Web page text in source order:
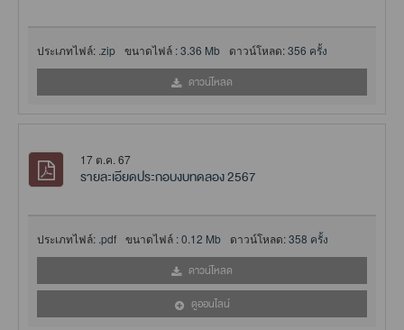
ประเภทไฟล์: .zip ขนาดไฟล์ :3.36 Mb ดาวน์โหลด:356 ครั้ง
ดาวน์โหลด
17 ต.ค. 67
รายละเอียดประกอบงบทดลอง 2567
ประเภทไฟล์: .pdf ขนาดไฟล์ :0.12 Mb ดาวน์โหลด:358 ครั้ง
ดาวน์โหลด
ดูออนไลน์